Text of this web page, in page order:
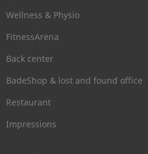
Wellness & Physio
FitnessArena
Back center
BadeShop & lost and found office
Restaurant
Impressions